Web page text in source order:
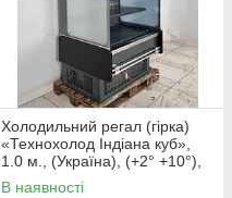
Холодильний регал (гірка)
«Технохолод Індіана куб»,
1.0 м., (Україна), (+2° +10°),
Б/у
В наявності